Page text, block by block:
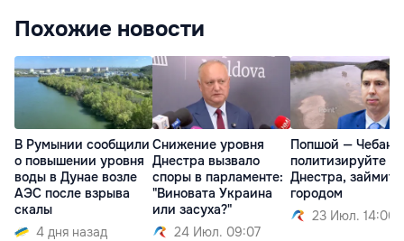
Похожие новости
В Румынии сообщили
о повышении уровня
воды в Дунае возле
АЭС после взрыва
скалы
4 дня назад
Снижение уровня
Днестра вызвало
споры в парламенте:
"Виновата Украина
или засуха?"
24 Июл. 09:07
Попшой —
политизируйте
Днестра,
городом
23 Июл. 14:00